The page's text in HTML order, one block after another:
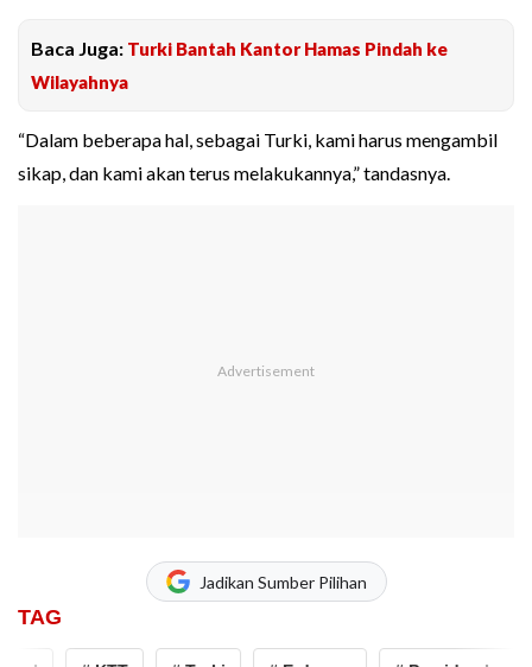
Baca Juga: Turki Bantah Kantor Hamas Pindah ke
Wilayahnya
“Dalam beberapa hal, sebagai Turki, kami harus mengambil
sikap, dan kami akan terus melakukannya,” tandasnya.
Jadikan Sumber Pilihan
TAG